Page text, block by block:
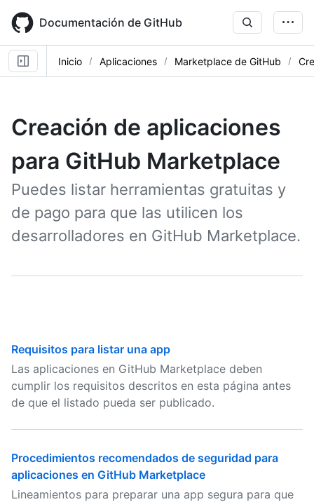
main
content
Documentación de GitHub
Inicio Aplicaciones Marketplace de GitHub
Creación de aplicaciones
para GitHub Marketplace
Puedes listar herramientas gratuitas y
de pago para que las utilicen los
desarrolladores en GitHub Marketplace.
Requisitos para listar una app
Las aplicaciones en GitHub Marketplace deben
cumplir los requisitos descritos en esta página antes
de que el listado pueda ser publicado.
Procedimientos recomendados de seguridad para
aplicaciones en GitHub Marketplace
Lineamientos para preparar una app segura para que